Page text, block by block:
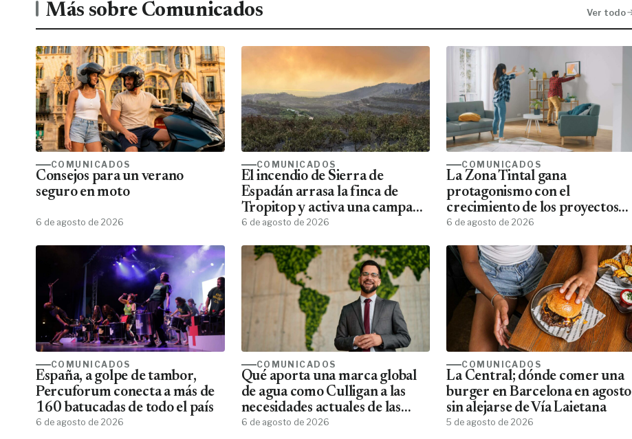
Más sobre Comunicados Ver todo
COMUNICADOS
Consejos para un verano
seguro en moto
6 de agosto de 2026
COMUNICADOS
El incendio de Sierra de
Espadán arrasa la finca de
Tropitop y activa una campaña
de recuperación
6 de agosto de 2026
COMUNICADOS
La Zona Tintal gana
protagonismo con el
crecimiento de los proyectos
de vivienda
6 de agosto de 2026
COMUNICADOS
España, a golpe de tambor,
Percuforum conecta a más de
160 batucadas de todo el país
6 de agosto de 2026
COMUNICADOS
Qué aporta una marca global
de agua como Culligan a las
necesidades actuales de las
empresas
6 de agosto de 2026
COMUNICADOS
La Central; dónde comer una
burger en Barcelona en agosto
sin alejarse de Vía Laietana
5 de agosto de 2026